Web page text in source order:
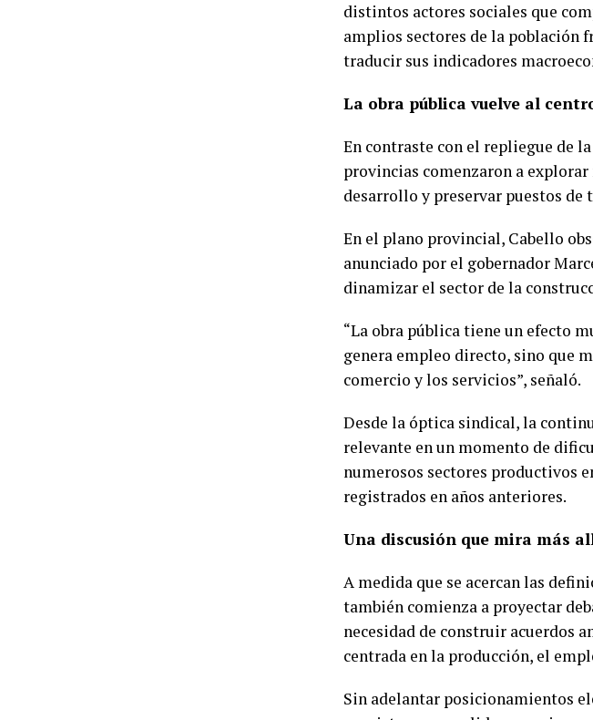
distintos actores sociales que
amplios sectores de la población
traducir sus indicadores
La obra pública vuelve al
En contraste con el repliegue de
provincias comenzaron a
desarrollo y preservar puestos de
En el plano provincial, Cabello
anunciado por el gobernador
dinamizar el sector de la
“La obra pública tiene un efecto
genera empleo directo, sino que
comercio y los servicios”, señaló.
Desde la óptica sindical, la
relevante en un momento de
numerosos sectores productivos
registrados en años anteriores.
Una discusión que mira más
A medida que se acercan las
también comienza a proyectar
necesidad de construir acuerdos
centrada en la producción, el
Sin adelantar posicionamientos